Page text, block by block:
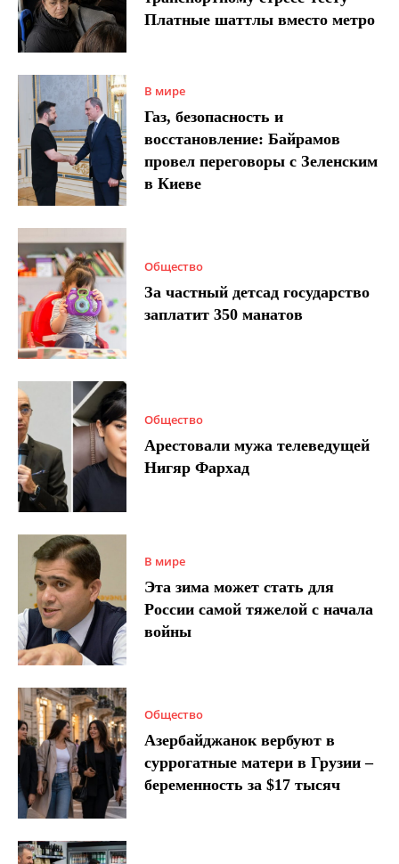
Платные шаттлы вместо метро
В мире
Газ, безопасность и
восстановление: Байрамов
провел переговоры с Зеленским
в Киеве
Общество
За частный детсад государство
заплатит 350 манатов
Общество
Арестовали мужа телеведущей
Нигяр Фархад
В мире
Эта зима может стать для
России самой тяжелой с начала
войны
Общество
Азербайджанок вербуют в
суррогатные матери в Грузии –
беременность за $17 тысяч